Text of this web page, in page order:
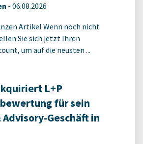
- 06.08.2026
Artikel Wenn noch nicht
Sie sich jetzt Ihren
um auf die neusten ...
L+P
für sein
Geschäft in